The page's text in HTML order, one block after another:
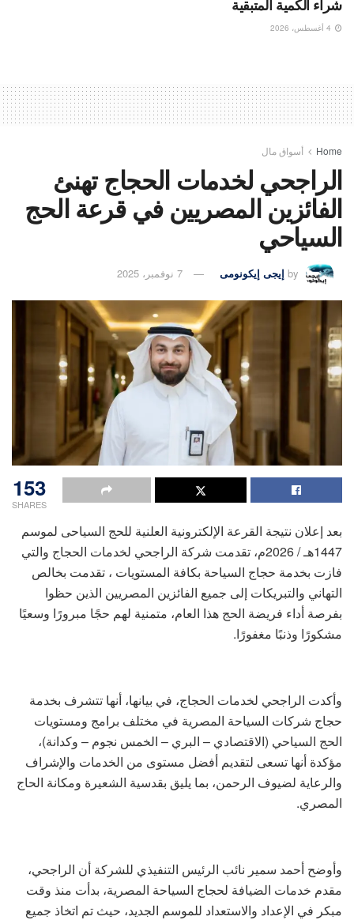
شراء الكمية المتبقية
Home أسواق مال
الراجحي لخدمات الحجاج تهنئ
الفائزين المصريين في قرعة الحج
السياحي
by إيجى إيكونومى 7 نوفمبر، 2025
153
SHARES
بعد إعلان نتيجة القرعة الإلكترونية العلنية للحج السياحى لموسم
1447هـ / 2026م، تقدمت شركة الراجحي لخدمات الحجاج والتي
فازت بخدمة حجاج السياحة بكافة المستويات ، تقدمت بخالص
التهاني والتبريكات إلى جميع الفائزين المصريين الذين حظوا
بفرصة أداء فريضة الحج هذا العام، متمنية لهم حجًا مبرورًا وسعيًا
مشكورًا وذنبًا مغفورًا.
وأكدت الراجحي لخدمات الحجاج، في بيانها، أنها تتشرف بخدمة
حجاج شركات السياحة المصرية في مختلف برامج ومستويات
الحج السياحي (الاقتصادي – البري – الخمس نجوم – وكدانة)،
مؤكدة أنها تسعى لتقديم أفضل مستوى من الخدمات والإشراف
والرعاية لضيوف الرحمن، بما يليق بقدسية الشعيرة ومكانة الحاج
المصري.
وأوضح أحمد سمير نائب الرئيس التنفيذي للشركة أن الراجحي،
مقدم خدمات الضيافة لحجاج السياحة المصرية، بدأت منذ وقت
مبكر في الإعداد والاستعداد للموسم الجديد، حيث تم اتخاذ جميع